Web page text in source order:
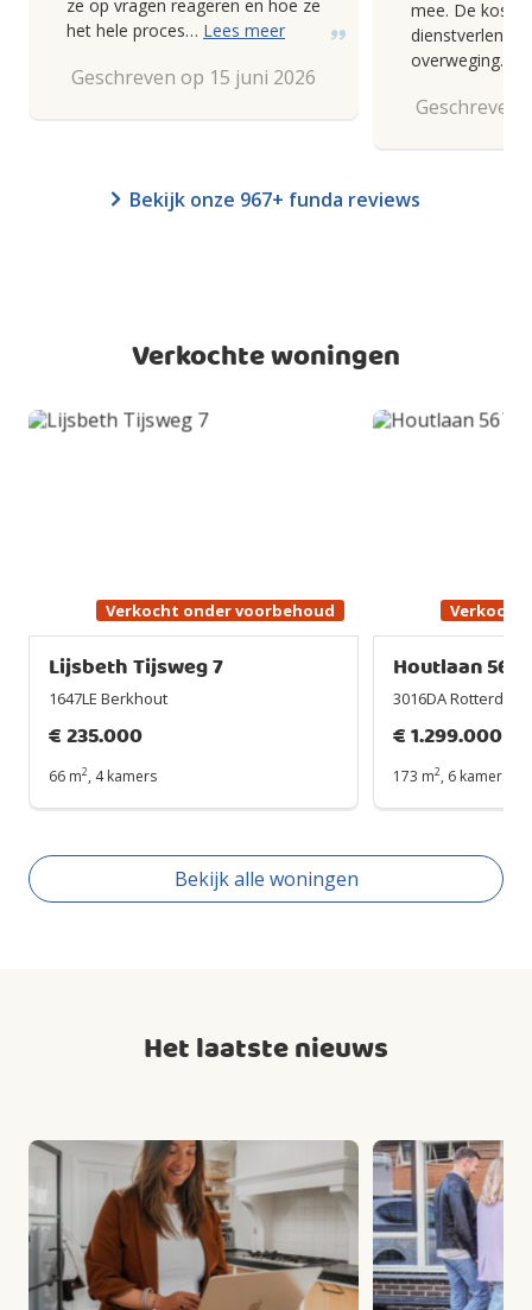
ze op vragen reageren en hoe ze
het hele proces… Lees meer
Geschreven op 15 juni 2026
mee. De
overweging.
Geschreven
Bekijk onze 967+ funda reviews
Verkochte woningen
Verkocht onder voorbehoud
Lijsbeth Tijsweg 7
1647LE Berkhout
€235.000
66 m2, 4 kamers
Verkocht
Houtlaan 567
3016DA Rotterdam
€1.299.000
173 m2, 6 kamers
Bekijk alle woningen
Het laatste nieuws